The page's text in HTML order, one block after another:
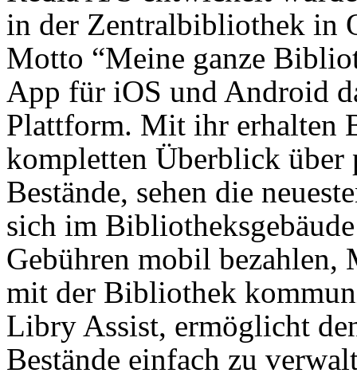
in der Zentralbibliothek in
Motto “Meine ganze
App für iOS und Android
Plattform. Mit ihr erhalten
kompletten Überblick über
Bestände, sehen die
sich im
Gebühren mobil bezahlen,
mit der Bibliothek
Libry Assist, ermöglicht
Bestände einfach zu